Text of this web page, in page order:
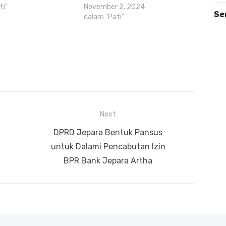
November 2, 2024
dalam "Pati"
Next
Next
post:
DPRD Jepara Bentuk Pansus
untuk Dalami Pencabutan Izin
BPR Bank Jepara Artha